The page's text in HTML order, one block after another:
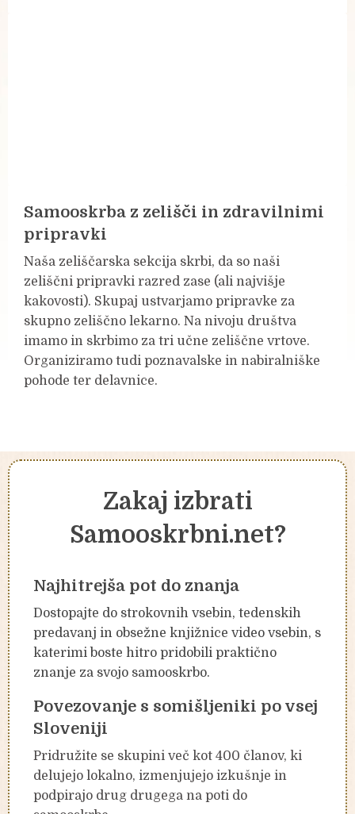
Samooskrba z zelišči in zdravilnimi
pripravki
Naša zeliščarska sekcija skrbi, da so naši
zeliščni pripravki razred zase (ali najvišje
kakovosti). Skupaj ustvarjamo pripravke za
skupno zeliščno lekarno. Na nivoju društva
imamo in skrbimo za tri učne zeliščne vrtove.
Organiziramo tudi poznavalske in nabiralniške
pohode ter delavnice.
Zakaj izbrati
Samooskrbni.net?
Najhitrejša pot do znanja
Dostopajte do strokovnih vsebin, tedenskih
predavanj in obsežne knjižnice video vsebin, s
katerimi boste hitro pridobili praktično
znanje za svojo samooskrbo.
Povezovanje s somišljeniki po vsej
Sloveniji
Pridružite se skupini več kot 400 članov, ki
delujejo lokalno, izmenjujejo izkušnje in
podpirajo drug drugega na poti do